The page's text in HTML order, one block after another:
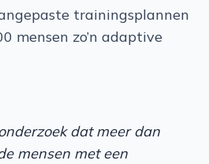
trainingsplannen
mensen zo’n adaptive
dat meer dan
mensen met een